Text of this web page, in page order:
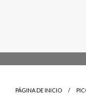
PÁGINA DE INICIO